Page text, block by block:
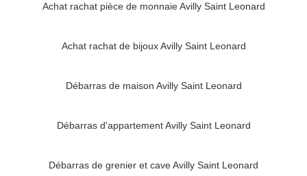
Achat rachat pièce de monnaie Avilly Saint Leonard
Achat rachat de bijoux Avilly Saint Leonard
Débarras de maison Avilly Saint Leonard
Débarras d'appartement Avilly Saint Leonard
Débarras de grenier et cave Avilly Saint Leonard